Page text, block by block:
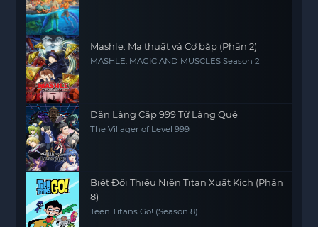
Mashle: Ma thuật và Cơ bắp (Phần 2)
MASHLE: MAGIC AND MUSCLES Season 2
Dân Làng Cấp 999 Từ Làng Quê
The Villager of Level 999
Biệt Đội Thiếu Niên Titan Xuất Kích (Phần
8)
Teen Titans Go! (Season 8)